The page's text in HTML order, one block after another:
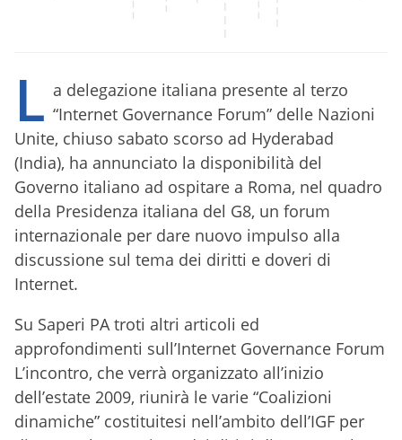
L a delegazione italiana presente al terzo
“Internet Governance Forum” delle Nazioni
Unite, chiuso sabato scorso ad Hyderabad
(India), ha annunciato la disponibilità del
Governo italiano ad ospitare a Roma, nel quadro
della Presidenza italiana del G8, un forum
internazionale per dare nuovo impulso alla
discussione sul tema dei diritti e doveri di
Internet.
Su Saperi PA troti altri articoli ed
approfondimenti sull’Internet Governance Forum
L’incontro, che verrà organizzato all’inizio
dell’estate 2009, riunirà le varie “Coalizioni
dinamiche” costituitesi nell’ambito dell’IGF per